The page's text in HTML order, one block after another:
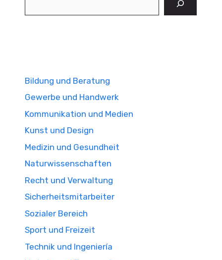
Bildung und Beratung
Gewerbe und Handwerk
Kommunikation und Medien
Kunst und Design
Medizin und Gesundheit
Naturwissenschaften
Recht und Verwaltung
Sicherheitsmitarbeiter
Sozialer Bereich
Sport und Freizeit
Technik und Ingeniería